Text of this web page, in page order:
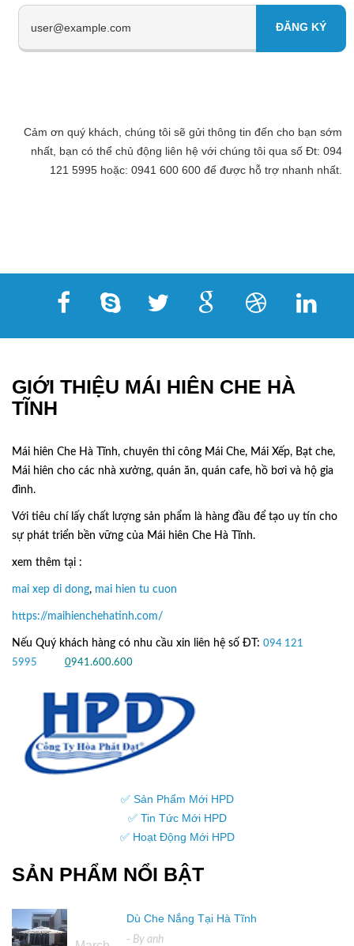
Cảm ơn quý khách, chúng tôi sẽ gửi thông tin đến cho bạn sớm
nhất, bạn có thể chủ động liên hệ với chúng tôi qua số Đt: 094
121 5995 hoặc: 0941 600 600 để được hỗ trợ nhanh nhất.
GIỚI THIỆU MÁI HIÊN CHE HÀ
TĨNH
Mái hiên Che Hà Tĩnh, chuyên thi công Mái Che, Mái Xếp, Bạt che,
Mái hiên cho các nhà xưởng, quán ăn, quán cafe, hồ bơi và hộ gia
đình.
Với tiêu chí lấy chất lượng sản phẩm là hàng đầu để tạo uy tín cho
sự phát triển bền vững của Mái hiên Che Hà Tĩnh.
xem thêm tại :
mai xep di dong, mai hien tu cuon
https://maihienchehatinh.com/
Nếu Quý khách hàng có nhu cầu xin liên hệ số ĐT: 094 121
5995
0941.600.600
✅ Sản Phẩm Mới HPD
✅ Tin Tức Mới HPD
✅ Hoạt Động Mới HPD
SẢN PHẨM NỔI BẬT
Dù Che Nắng Tại Hà Tĩnh
- By anh